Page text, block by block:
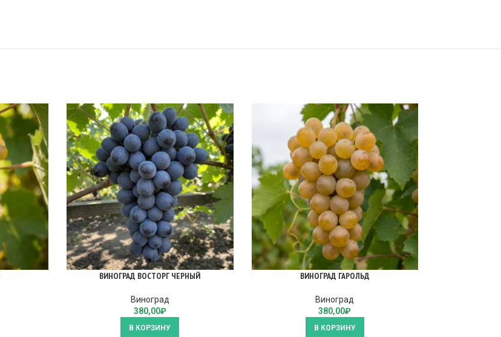
ВИНОГРАД ВОСТОРГ ЧЕРНЫЙ
Виноград
380,00₽
В КОРЗИНУ
ВИНОГРАД ГАРОЛЬД
Виноград
380,00₽
В КОРЗИНУ